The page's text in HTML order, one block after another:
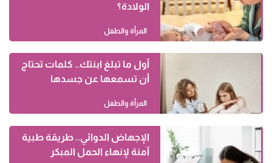
الولادة؟
المرأة والطفل
أول ما تبلغ ابنتك.. كلمات تحتاج
أن تسمعها عن جسدها
المرأة والطفل
الإجهاض الدوائي.. طريقة طبية
آمنة لإنهاء الحمل المبكر